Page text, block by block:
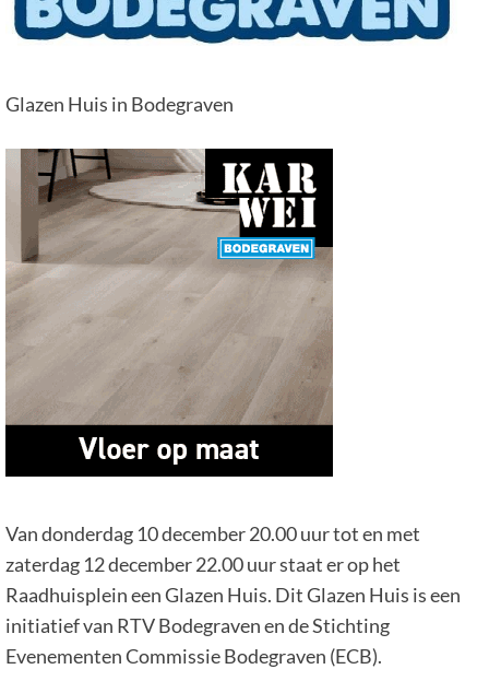
Glazen Huis in Bodegraven
Van donderdag 10 december 20.00 uur tot en met
zaterdag 12 december 22.00 uur staat er op het
Raadhuisplein een Glazen Huis. Dit Glazen Huis is een
initiatief van RTV Bodegraven en de Stichting
Evenementen Commissie Bodegraven (ECB).